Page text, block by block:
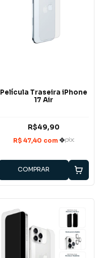
Película Traseira iPhone
17 Air
R$49,90
COMPRAR